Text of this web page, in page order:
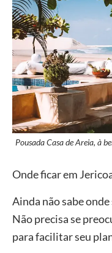
Pousada Casa de Areia, à
Onde ficar em
Ainda não sabe
Não precisa se
para facilitar seu